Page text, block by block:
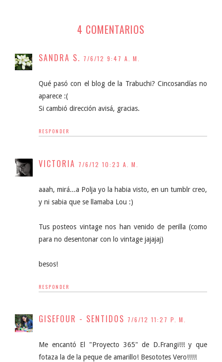
4 COMENTARIOS
SANDRA S. 7/6/12 9:47 A. M.
Qué pasó con el blog de la Trabuchi? Cincosandías no
aparece :(
Si cambió dirección avisá, gracias.
RESPONDER
VICTORIA 7/6/12 10:23 A. M.
aaah, mirá...a Polja yo la habia visto, en un tumblr creo,
y ni sabia que se llamaba Lou :)
Tus posteos vintage nos han venido de perilla (como
para no desentonar con lo vintage jajajaj)
besos!
RESPONDER
GISEFOUR - SENTIDOS 7/6/12 11:27 P. M.
Me encantó El "Proyecto 365" de D.Frangi!!! y que
fotaza la de la peque de amarillo! Besototes Vero!!!!!